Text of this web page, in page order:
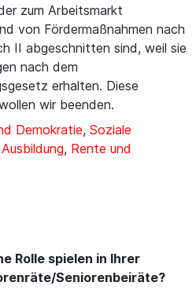
zum Arbeitsmarkt
von Fördermaßnahmen nach
II abgeschnitten sind, weil sie
nach dem
erhalten. Diese
wir beenden.
Demokratie, Soziale
, Rente und
Rolle spielen in Ihrer
Seniorenbeiräte?